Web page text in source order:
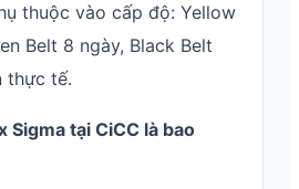
thuộc vào cấp độ: Yellow
Belt 8 ngày, Black Belt
thực tế.
Sigma tại CiCC là bao